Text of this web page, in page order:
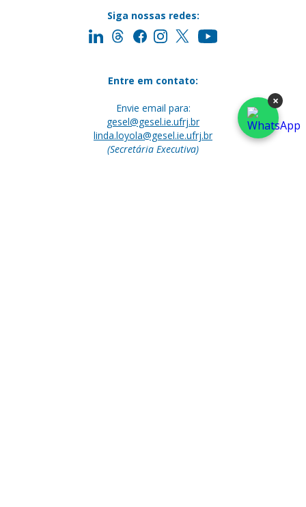
Siga nossas redes:
Entre em contato:
Envie email para:
gesel@gesel.ie.ufrj.br
linda.loyola@gesel.ie.ufrj.br
(Secretária Executiva)
×